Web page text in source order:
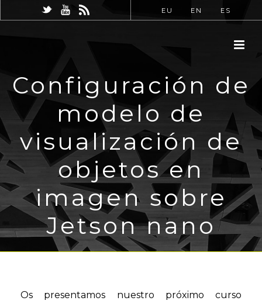
EU EN ES
Configuración de
modelo de
visualización de
objetos en
imagen sobre
Jetson nano
Os presentamos nuestro próximo curso